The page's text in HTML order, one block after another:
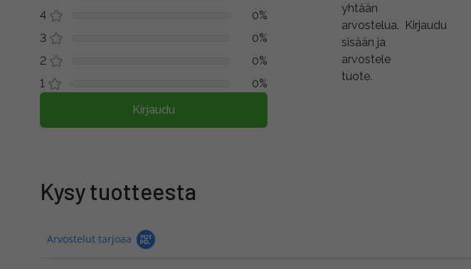
4
0%
3
0%
2
0%
1
0%
Kirjaudu
yhtään
arvostelua. Kirjaudu
sisään ja
arvostele
tuote.
Kysy tuotteesta
Arvostelut tarjoaa